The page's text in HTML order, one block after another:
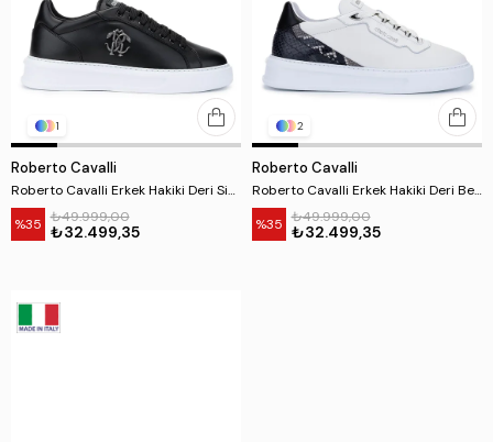
1
Roberto Cavalli
Roberto Cavalli Erkek Hakiki Deri Siyah Sneakers & Spor Ayakkabı
%35 ₺32.499,35
₺49.999,00
2
Roberto Cavalli
Roberto Cavalli Erkek Hakiki Deri Beyaz Sneakers & Spor Ayakkabı
%35 ₺32.499,35
₺49.999,00